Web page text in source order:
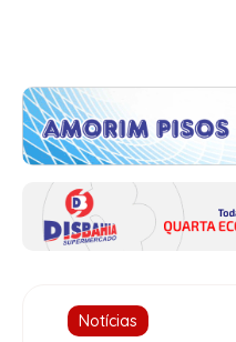
Notícias